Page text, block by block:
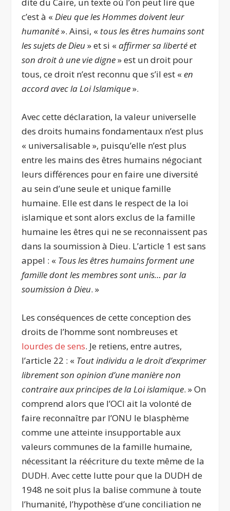
c’est à «Dieu que les Hommes doivent leur
humanité». Ainsi, « tous les êtres humains sont
les sujets de Dieu» et si «affirmer sa liberté et
son droit à une vie digne» est un droit pour
tous, ce droit n’est reconnu que s’il est «en
accord avec la Loi Islamique».
Avec cette déclaration, la valeur universelle
des droits humains fondamentaux n’est plus
« universalisable », puisqu’elle n’est plus
entre les mains des êtres humains négociant
leurs différences pour en faire une diversité
au sein d’une seule et unique famille
humaine. Elle est dans le respect de la loi
islamique et sont alors exclus de la famille
humaine les êtres qui ne se reconnaissent pas
dans la soumission à Dieu. L’article 1 est sans
appel : « Tous les êtres humains forment une
famille dont les membres sont unis… par la
soumission à Dieu. »
Les conséquences de cette conception des
droits de l’homme sont nombreuses et
lourdes de sens. Je retiens, entre autres,
l’article 22 : « Tout individu a le droit d’exprimer
librement son opinion d’une manière non
contraire aux principes de la Loi islamique. » On
comprend alors que l’OCI ait la volonté de
faire reconnaître par l’ONU le blasphème
comme une atteinte insupportable aux
valeurs communes de la famille humaine,
nécessitant la réécriture du texte même de la
DUDH. Avec cette lutte pour que la DUDH de
1948 ne soit plus la balise commune à toute
l’humanité, l’hypothèse d’une conciliation ne